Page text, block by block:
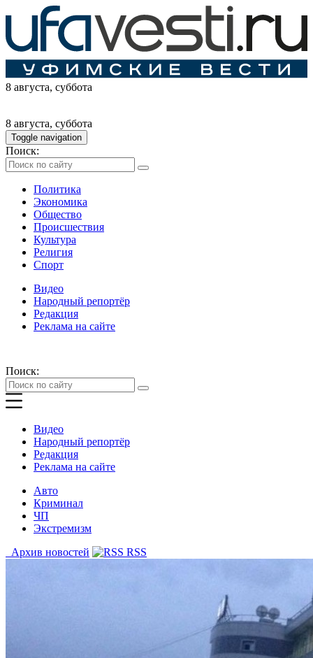
8 августа, суббота
8 августа, суббота
Toggle navigation
Поиск:
Политика
Экономика
Общество
Происшествия
Культура
Религия
Спорт
Видео
Народный репортёр
Редакция
Реклама на сайте
Поиск:
Видео
Народный репортёр
Редакция
Реклама на сайте
Авто
Криминал
ЧП
Экстремизм
Архив новостей
RSS